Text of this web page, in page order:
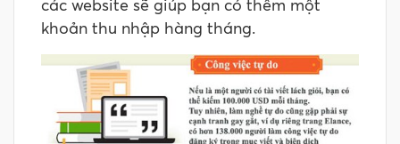
các website sẽ giúp bạn có thêm một
khoản thu nhập hàng tháng.